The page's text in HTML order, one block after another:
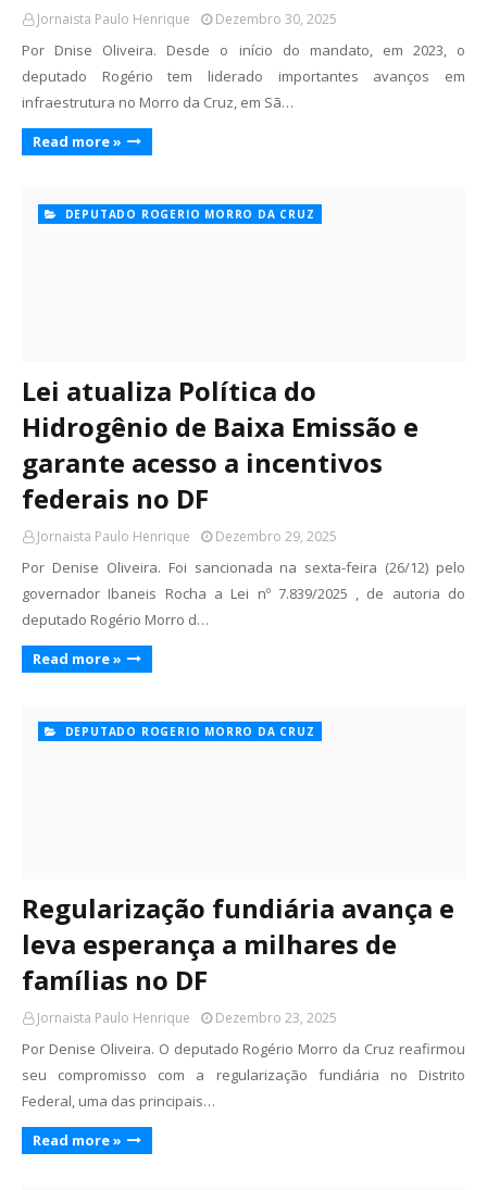
Jornaista Paulo Henrique Dezembro 30, 2025
Por Dnise Oliveira. Desde o início do mandato, em 2023, o
deputado Rogério tem liderado importantes avanços em
infraestrutura no Morro da Cruz, em Sã…
Read more »
DEPUTADO ROGERIO MORRO DA CRUZ
Lei atualiza Política do
Hidrogênio de Baixa Emissão e
garante acesso a incentivos
federais no DF
Jornaista Paulo Henrique Dezembro 29, 2025
Por Denise Oliveira. Foi sancionada na sexta-feira (26/12) pelo
governador Ibaneis Rocha a Lei nº 7.839/2025 , de autoria do
deputado Rogério Morro d…
Read more »
DEPUTADO ROGERIO MORRO DA CRUZ
Regularização fundiária avança e
leva esperança a milhares de
famílias no DF
Jornaista Paulo Henrique Dezembro 23, 2025
Por Denise Oliveira. O deputado Rogério Morro da Cruz reafirmou
seu compromisso com a regularização fundiária no Distrito
Federal, uma das principais…
Read more »